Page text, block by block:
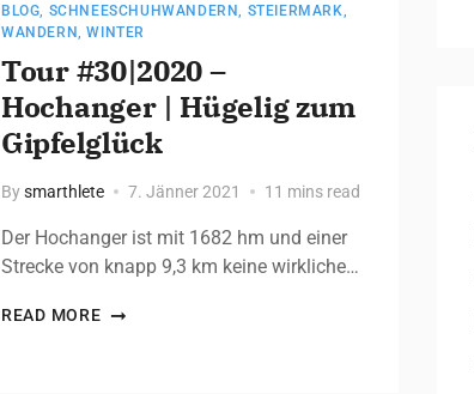
BLOG SCHNEESCHUHWANDERN STEIERMARK
WANDERN ,WINTER
Tour #30|2020 –
Hochanger | Hügelig zum
Gipfelglück
Bysmarthlete 7. Jänner 2021 11 mins read
Der Hochanger ist mit 1682 hm und einer
Strecke von knapp 9,3 km keine wirkliche…
READ MORE